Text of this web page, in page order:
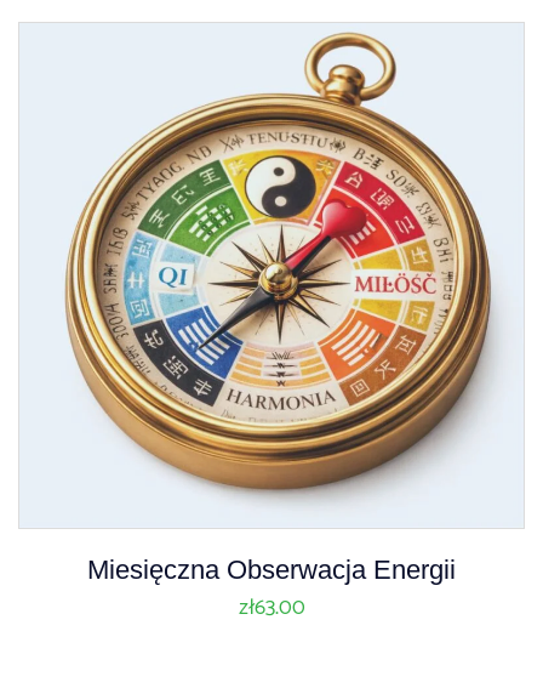
Miesięczna Obserwacja Energii
zł63.00